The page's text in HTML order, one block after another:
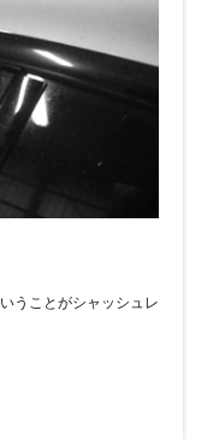
うことがシャッシュレ